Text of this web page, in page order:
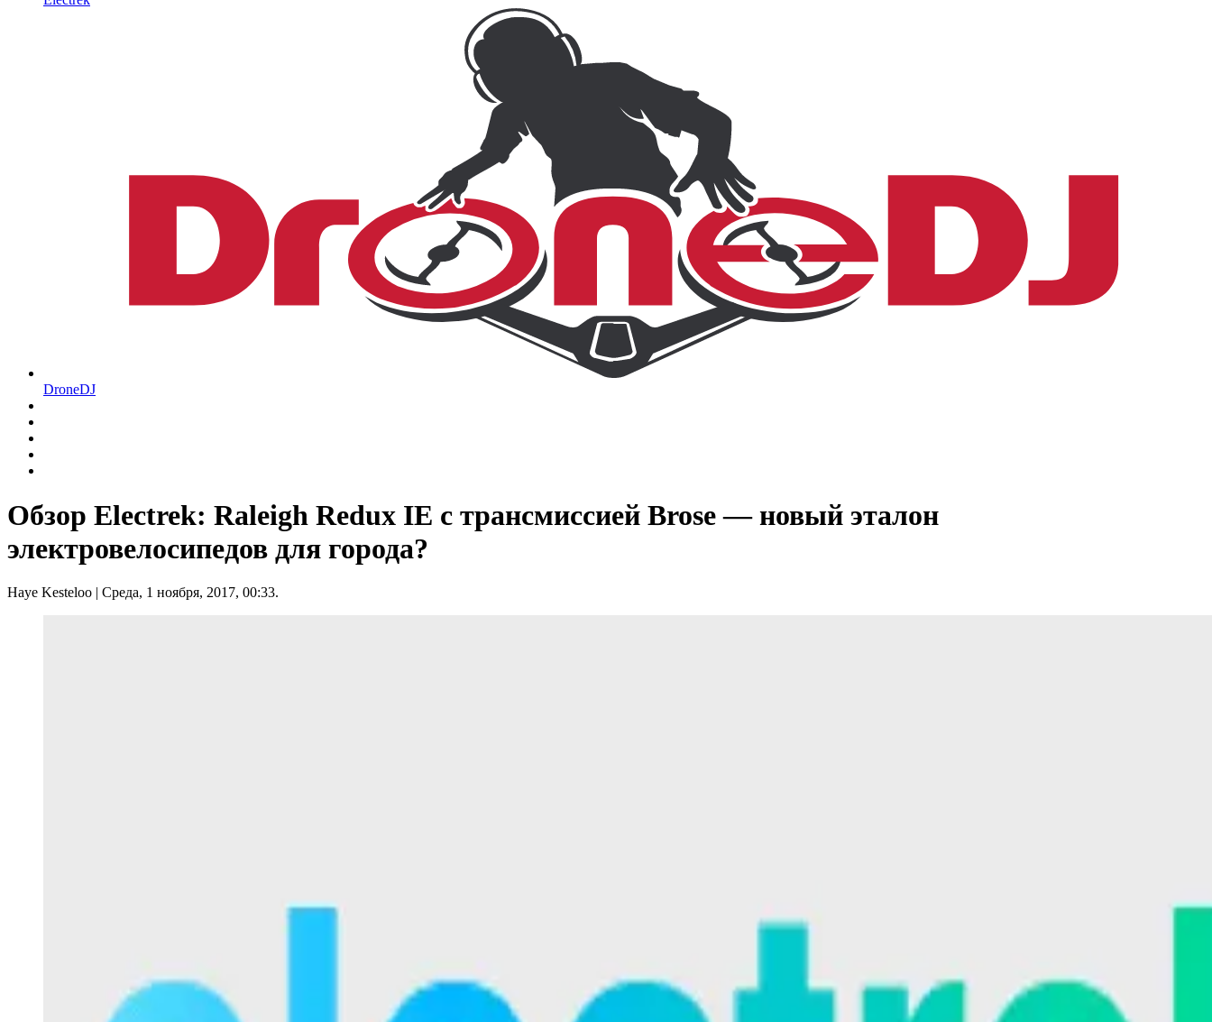
DroneDJ
Обзор Electrek: Raleigh Redux IE с трансмиссией Brose — новый эталон
электровелосипедов для города?
Haye Kesteloo | Среда, 1 ноября, 2017, 00:33.